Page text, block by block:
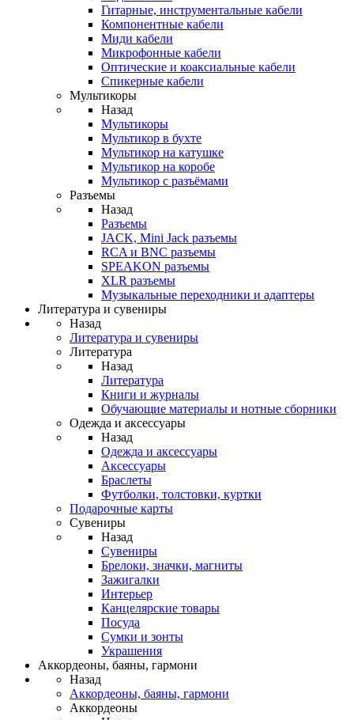
Гитарные, инструментальные кабели
Компонентные кабели
Миди кабели
Микрофонные кабели
Оптические и коаксиальные кабели
Спикерные кабели
Мультикоры
Назад
Мультикоры
Мультикор в бухте
Мультикор на катушке
Мультикор на коробе
Мультикор с разъёмами
Разъемы
Назад
Разъемы
JACK, Mini Jack разъемы
RCA и BNC разъемы
SPEAKON разъемы
XLR разъемы
Музыкальные переходники и адаптеры
Литература и сувениры
Назад
Литература и сувениры
Литература
Назад
Литература
Книги и журналы
Обучающие материалы и нотные сборники
Одежда и аксессуары
Назад
Одежда и аксессуары
Аксессуары
Браслеты
Футболки, толстовки, куртки
Подарочные карты
Сувениры
Назад
Сувениры
Брелоки, значки, магниты
Зажигалки
Интерьер
Канцелярские товары
Посуда
Сумки и зонты
Украшения
Аккордеоны, баяны, гармони
Назад
Аккордеоны, баяны, гармони
Аккордеоны